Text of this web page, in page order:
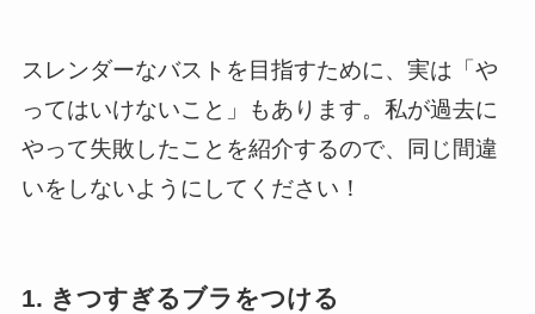
スレンダーなバストを目指すために、実は「や
ってはいけないこと」もあります。私が過去に
やって失敗したことを紹介するので、同じ間違
いをしないようにしてください！
1. きつすぎるブラをつける